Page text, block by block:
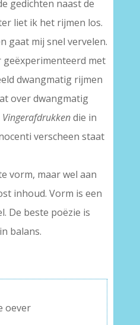
gedichten naast de
liet ik het rijmen los.
gaat mij snel vervelen.
met
dwangmatig rijmen
over dwangmatig
Vingerafdrukkendie in
verscheen staat
vorm, maar wel aan
inhoud. Vorm is een
De beste poëzie is
balans.
oever